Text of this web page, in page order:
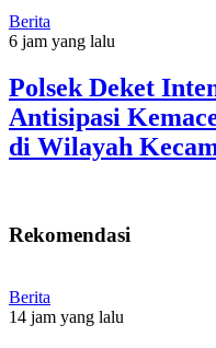
Berita
6 jam yang lalu
Polsek Deket
Antisipasi
di Wilayah
Rekomendasi
Berita
14 jam yang lalu